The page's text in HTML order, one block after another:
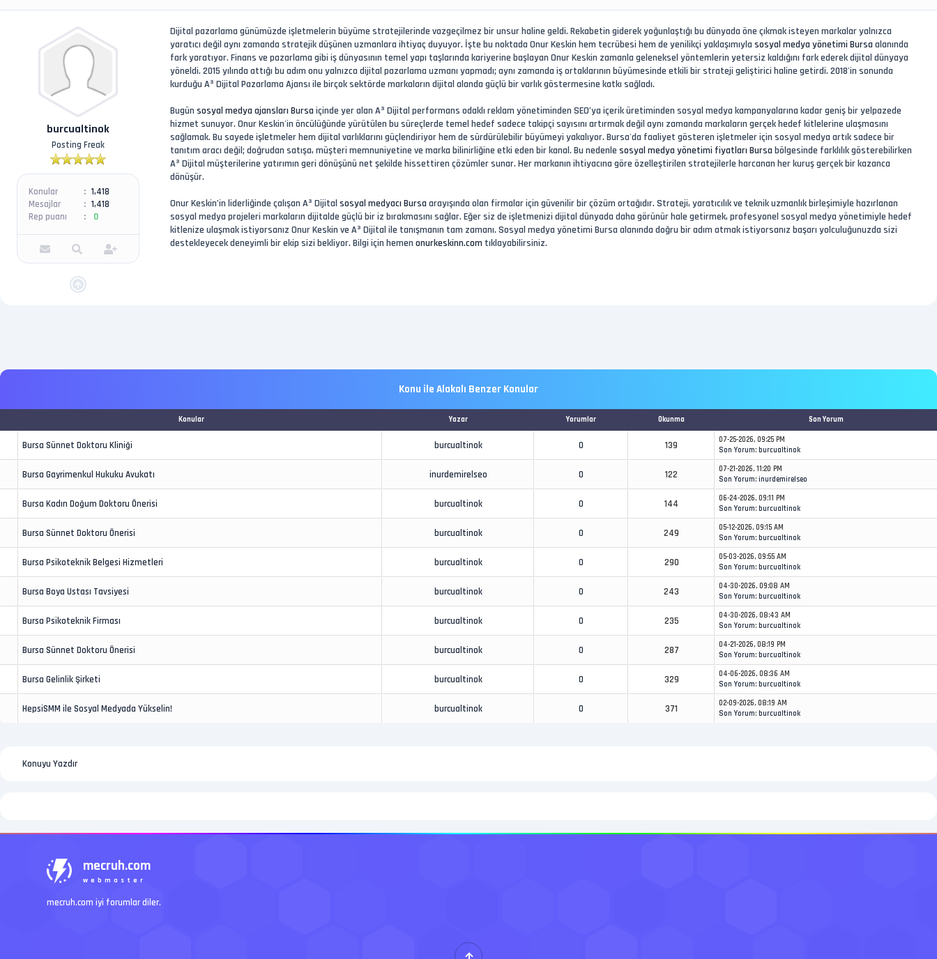
burcualtinok
Posting Freak
Konular
1,418
Mesajlar
1,418
Rep puanı
0
Dijital pazarlama günümüzde işletmelerin büyüme stratejilerinde vazgeçilmez bir unsur haline geldi. Rekabetin giderek yoğunlaştığı bu dünyada öne çıkmak isteyen markalar yalnızca
yaratıcı değil aynı zamanda stratejik düşünen uzmanlara ihtiyaç duyuyor. İşte bu noktada Onur Keskin hem tecrübesi hem de yenilikçi yaklaşımıyla sosyal medya yönetimi Bursa alanında
fark yaratıyor. Finans ve pazarlama gibi iş dünyasının temel yapı taşlarında kariyerine başlayan Onur Keskin zamanla geleneksel yöntemlerin yetersiz kaldığını fark ederek dijital dünyaya
yöneldi. 2015 yılında attığı bu adım onu yalnızca dijital pazarlama uzmanı yapmadı; aynı zamanda iş ortaklarının büyümesinde etkili bir strateji geliştirici haline getirdi. 2018'in sonunda
kurduğu A³ Dijital Pazarlama Ajansı ile birçok sektörde markaların dijital alanda güçlü bir varlık göstermesine katkı sağladı.
Bugün sosyal medya ajansları Bursa içinde yer alan A³ Dijital performans odaklı reklam yönetiminden SEO’ya içerik üretiminden sosyal medya kampanyalarına kadar geniş bir yelpazede
hizmet sunuyor. Onur Keskin'in öncülüğünde yürütülen bu süreçlerde temel hedef sadece takipçi sayısını artırmak değil aynı zamanda markaların gerçek hedef kitlelerine ulaşmasını
sağlamak. Bu sayede işletmeler hem dijital varlıklarını güçlendiriyor hem de sürdürülebilir büyümeyi yakalıyor. Bursa'da faaliyet gösteren işletmeler için sosyal medya artık sadece bir
tanıtım aracı değil; doğrudan satışa, müşteri memnuniyetine ve marka bilinirliğine etki eden bir kanal. Bu nedenle sosyal medya yönetimi fiyatları Bursa bölgesinde farklılık gösterebilirken
A³ Dijital müşterilerine yatırımın geri dönüşünü net şekilde hissettiren çözümler sunar. Her markanın ihtiyacına göre özelleştirilen stratejilerle harcanan her kuruş gerçek bir kazanca
dönüşür.
Onur Keskin’in liderliğinde çalışan A³ Dijital sosyal medyacı Bursa arayışında olan firmalar için güvenilir bir çözüm ortağıdır. Strateji, yaratıcılık ve teknik uzmanlık birleşimiyle hazırlanan
sosyal medya projeleri markaların dijitalde güçlü bir iz bırakmasını sağlar. Eğer siz de işletmenizi dijital dünyada daha görünür hale getirmek, profesyonel sosyal medya yönetimiyle hedef
kitlenize ulaşmak istiyorsanız Onur Keskin ve A³ Dijital ile tanışmanın tam zamanı. Sosyal medya yönetimi Bursa alanında doğru bir adım atmak istiyorsanız başarı yolculuğunuzda sizi
destekleyecek deneyimli bir ekip sizi bekliyor. Bilgi için hemen onurkeskinn.com tıklayabilirsiniz.
Konu ile Alakalı Benzer Konular
Konular Yazar Yorumlar Okunma Son Yorum
Bursa Sünnet Doktoru Kliniği burcualtinok 0 139
07-25-2026, 09:25 PM
Son Yorum: burcualtinok
Bursa Gayrimenkul Hukuku Avukatı inurdemirelseo 0 122
07-21-2026, 11:20 PM
Son Yorum: inurdemirelseo
Bursa Kadın Doğum Doktoru Önerisi burcualtinok 0 144
06-24-2026, 09:11 PM
Son Yorum: burcualtinok
Bursa Sünnet Doktoru Önerisi burcualtinok 0 249
05-12-2026, 09:15 AM
Son Yorum: burcualtinok
Bursa Psikoteknik Belgesi Hizmetleri burcualtinok 0 290
05-03-2026, 09:55 AM
Son Yorum: burcualtinok
Bursa Boya Ustası Tavsiyesi burcualtinok 0 243
04-30-2026, 09:08 AM
Son Yorum: burcualtinok
Bursa Psikoteknik Firması burcualtinok 0 235
04-30-2026, 08:43 AM
Son Yorum: burcualtinok
Bursa Sünnet Doktoru Önerisi burcualtinok 0 287
04-21-2026, 08:19 PM
Son Yorum: burcualtinok
Bursa Gelinlik Şirketi burcualtinok 0 329
04-06-2026, 08:36 AM
Son Yorum: burcualtinok
HepsiSMM ile Sosyal Medyada Yükselin! burcualtinok 0 371
02-09-2026, 08:19 AM
Son Yorum: burcualtinok
Konuyu Yazdır
mecruh.com
webmaster
mecruh.com iyi forumlar diler.